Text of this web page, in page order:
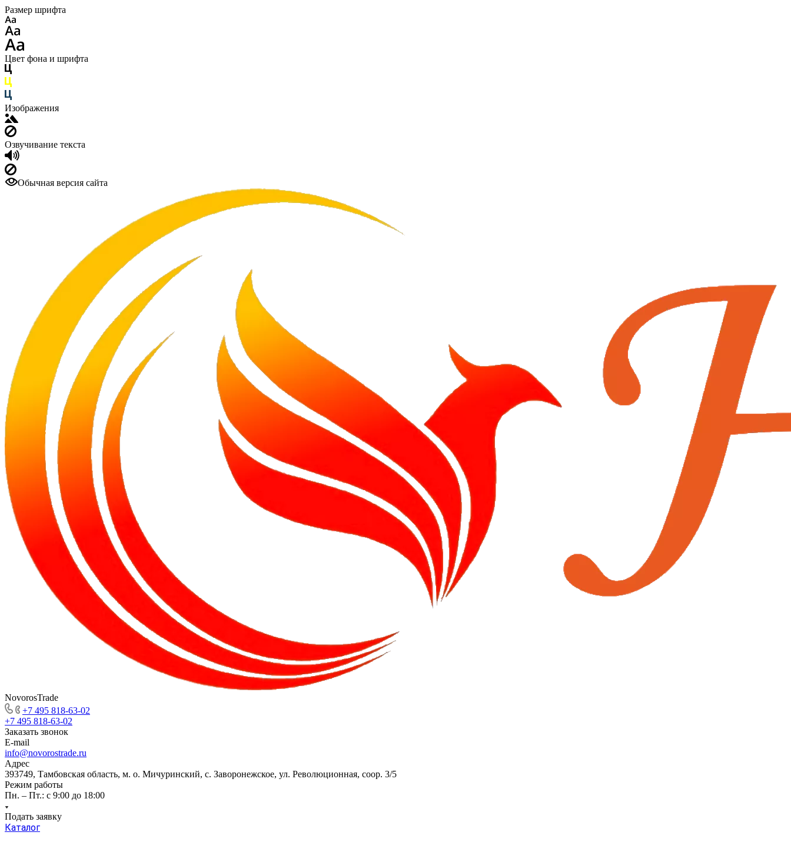
Размер шрифта
Цвет фона и шрифта
Изображения
Озвучивание текста
Обычная версия сайта
NovorosTrade
+7 495 818-63-02
+7 495 818-63-02
Заказать звонок
E-mail
info@novorostrade.ru
Адрес
393749, Тамбовская область, м. о. Мичуринский, с. Заворонежское, ул. Революционная, соор. 3/5
Режим работы
Пн. – Пт.: с 9:00 до 18:00
Подать заявку
Каталог